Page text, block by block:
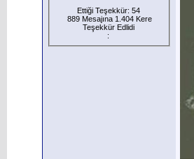
Ettiği Teşekkür: 54
889 Mesajına 1.404 Kere
Teşekkür Edlidi
: